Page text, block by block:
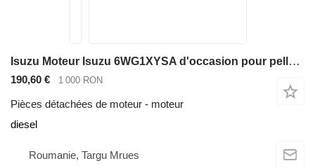
Isuzu Moteur Isuzu 6WG1XYSA d'occasion pour pelle hydraulique Hitachi ZX670 pour excavateur Hitachi ZX670
190,60 € 1 000 RON
Pièces détachées de moteur - moteur
diesel
Roumanie, Targu Mrues